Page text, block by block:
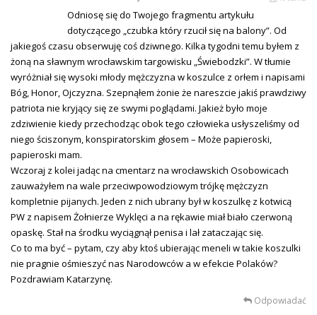
Odniosę się do Twojego fragmentu artykułu
dotyczącego „czubka który rzucił się na balony”. Od
jakiegoś czasu obserwuję coś dziwnego. Kilka tygodni temu byłem z
żoną na sławnym wrocławskim targowisku „Świebodzki”. W tłumie
wyróżniał się wysoki młody mężczyzna w koszulce z orłem i napisami
Bóg, Honor, Ojczyzna. Szepnąłem żonie że nareszcie jakiś prawdziwy
patriota nie kryjący się ze swymi poglądami. Jakież było moje
zdziwienie kiedy przechodząc obok tego człowieka usłyszeliśmy od
niego ściszonym, konspiratorskim głosem – Może papieroski,
papieroski mam.
Wczoraj z kolei jadąc na cmentarz na wrocławskich Osobowicach
zauważyłem na wale przeciwpowodziowym trójkę mężczyzn
kompletnie pijanych. Jeden z nich ubrany był w koszulkę z kotwicą
PW z napisem Żołnierze Wyklęci a na rękawie miał biało czerwoną
opaskę. Stał na środku wyciągnął penisa i lał zataczając się.
Co to ma być – pytam, czy aby ktoś ubierając meneli w takie koszulki
nie pragnie ośmieszyć nas Narodowców a w efekcie Polaków?
Pozdrawiam Katarzynę.
Odpowiadać